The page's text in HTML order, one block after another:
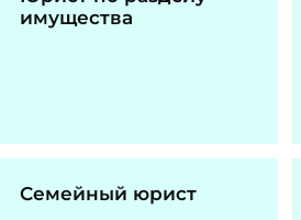
имущества
Семейный юрист